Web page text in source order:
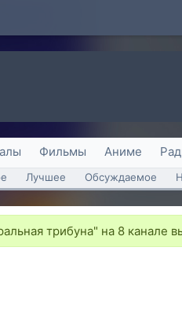
Фильмы Аниме
Лучшее Обсуждаемое
трибуна" на 8 канале